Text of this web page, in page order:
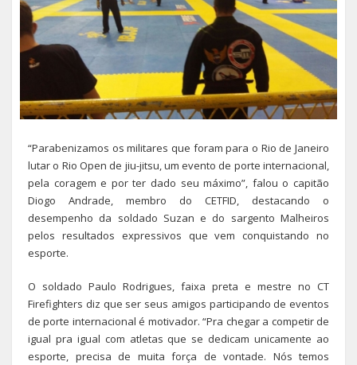
“Parabenizamos os militares que foram para o Rio de Janeiro
lutar o Rio Open de jiu-jitsu, um evento de porte internacional,
pela coragem e por ter dado seu máximo”, falou o capitão
Diogo Andrade, membro do CETFID, destacando o
desempenho da soldado Suzan e do sargento Malheiros
pelos resultados expressivos que vem conquistando no
esporte.
O soldado Paulo Rodrigues, faixa preta e mestre no CT
Firefighters diz que ser seus amigos participando de eventos
de porte internacional é motivador. “Pra chegar a competir de
igual pra igual com atletas que se dedicam unicamente ao
esporte, precisa de muita força de vontade. Nós temos